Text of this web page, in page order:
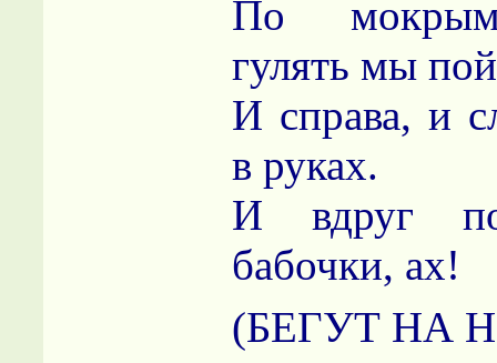
По
гулять мы
И справа, и
в руках.
И вдруг
бабочки, ах!
(БЕГУТ НА